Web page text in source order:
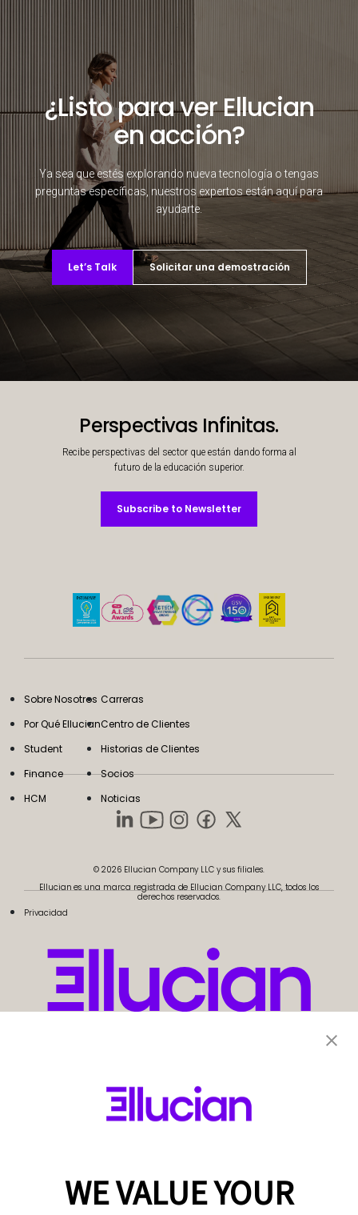
¿Listo para ver Ellucian
en acción?
Ya sea que estés explorando nueva tecnología o tengas
preguntas específicas, nuestros expertos están aquí para
ayudarte.
Let’s Talk Solicitar una demostración
Perspectivas Infinitas.
Recibe perspectivas del sector que están dando forma al
futuro de la educación superior.
Subscribe to Newsletter
Subscribe to Newsletter
Sobre Nosotros
Por Qué Ellucian
Student
Finance
HCM
Carreras
Centro de Clientes
Historias de Clientes
Socios
Noticias
© 2026 Ellucian Company LLC y sus filiales.
Ellucian es una marca registrada de Ellucian Company LLC, todos los
derechos reservados.
Privacidad
WE VALUE YOUR